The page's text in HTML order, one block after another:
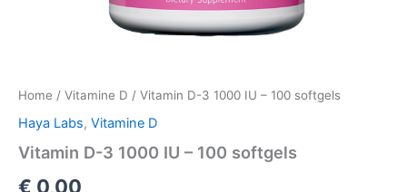
Home / Vitamine D / Vitamin D-3 1000 IU – 100 softgels
Haya Labs, Vitamine D
Vitamin D-3 1000 IU – 100 softgels
€ 0,00